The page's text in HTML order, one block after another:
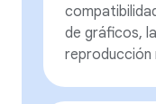
de gráficos,
reproducción